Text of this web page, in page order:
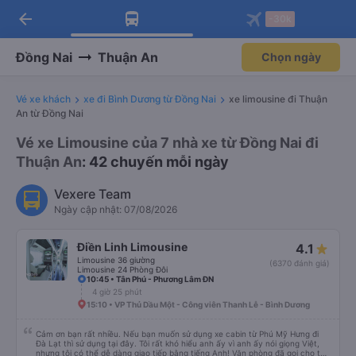
Tải app Vexere ngay!
Nhận ưu đãi thành viên độc
Mở app
Tải app Vexere
-30k/ghế khi đặt vé máy bay qua
Mở app
arrow_back
Đồng Nai Thuận An Chọn ngày
Vé xe khách xe đi Bình Dương từ Đồng Nai
xe limousine đi Thuận
An từ Đồng Nai
Vé xe Limousine của 7 nhà xe từ Đồng Nai đi
Thuận An: 42 chuyến mỗi ngày
Vexere Team
Ngày cập nhật: 07/08/2026
Điền Linh Limousine
Limousine 36 giường
Limousine 24 Phòng Đôi
4.1
(6370 đánh giá)
10:45 • Tân Phú - Phương Lâm ĐN
4 giờ 25 phút
15:10 • VP Thủ Dầu Một - Công viên Thanh Lễ - Bình Dương
Cảm ơn bạn rất nhiều. Nếu bạn muốn sử dụng xe cabin từ Phú Mỹ Hưng đi
Đà Lạt thì sử dụng tại đây. Tôi rất khó hiểu anh ấy vì anh ấy nói giọng Việt,
nhưng tôi có thể dễ dàng giao tiếp bằng tiếng Anh! Văn phòng đã gọi cho tôi